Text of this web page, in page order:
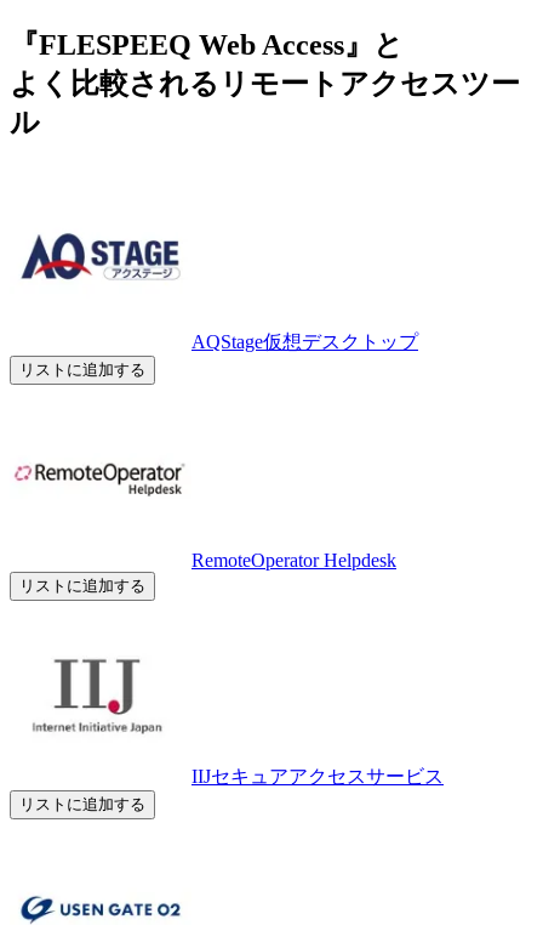
『FLESPEEQ Web Access』と
よく比較されるリモートアクセスツー
ル
AQStage仮想デスクトップ
リストに追加する
RemoteOperator Helpdesk
リストに追加する
IIJセキュアアクセスサービス
リストに追加する